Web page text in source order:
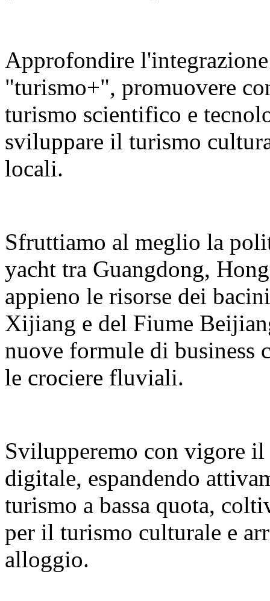
Approfondire
"turismo+", promuovere
turismo scientifico e
sviluppare il turismo
locali.
Sfruttiamo al meglio la
yacht tra Guangdong,
appieno le risorse dei
Xijiang e del Fiume
nuove formule di business
le crociere fluviali.
Svilupperemo con vigore
digitale, espandendo
turismo a bassa quota,
per il turismo culturale e
alloggio.